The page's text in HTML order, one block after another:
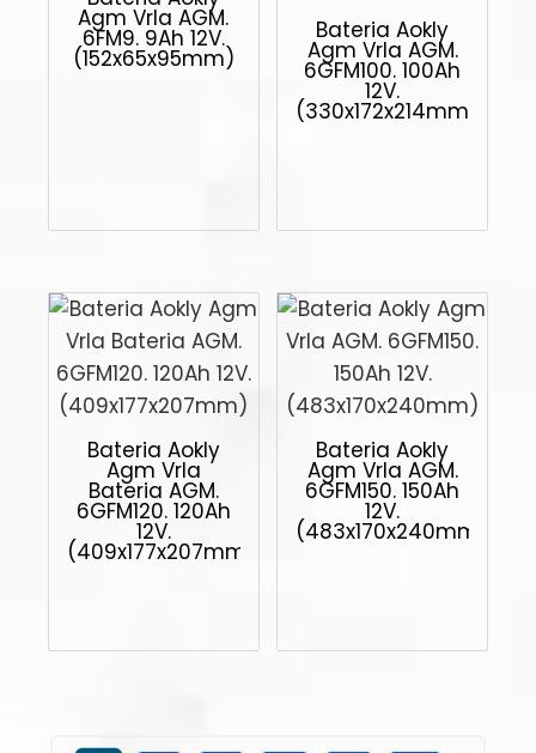
Agm Vrla AGM.
6FM9. 9Ah 12V.
(152x65x95mm)
Bateria Aokly
Agm Vrla AGM.
6GFM100. 100Ah
12V.
(330x172x214mm)
Bateria Aokly
Agm Vrla
Bateria AGM.
6GFM120. 120Ah
12V.
(409x177x207mm)
Bateria Aokly
Agm Vrla AGM.
6GFM150. 150Ah
12V.
(483x170x240mm)